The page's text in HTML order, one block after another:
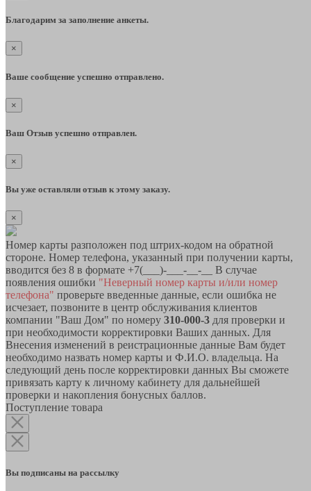
Благодарим за заполнение анкеты.
×
Ваше сообщение успешно отправлено.
×
Ваш Отзыв успешно отправлен.
×
Вы уже оставляли отзыв к этому заказу.
×
Номер карты разположен под штрих-кодом на обратной
стороне. Номер телефона, указанный при получении карты,
вводится без 8 в формате +7(___)-___-__-__ В случае
появления ошибки "Неверный номер карты и/или номер
телефона" проверьте введенные данные, если ошибка не
исчезает, позвоните в центр обслуживания клиентов
компании "Ваш Дом" по номеру 310-000-3 для проверки и
при необходимости корректировки Ваших данных. Для
Внесения изменений в реистрационные данные Вам будет
необходимо назвать номер карты и Ф.И.О. владельца. На
следующий день после корректировки данных Вы сможете
привязать карту к личному кабинету для дальнейшей
проверки и накопления бонусных баллов.
Поступление товара
Вы подписаны на рассылку